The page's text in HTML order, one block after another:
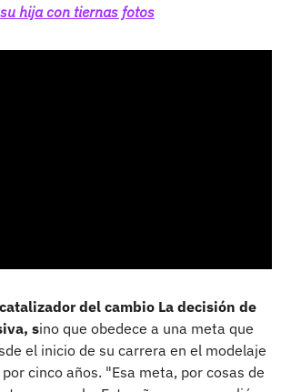
hija con tiernas fotos
del cambio La decisión de
sino que obedece a una meta que
el inicio de su carrera en el modelaje
cinco años. "Esa meta, por cosas de